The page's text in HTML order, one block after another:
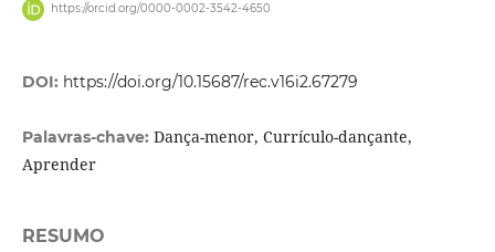
https://orcid.org/0000-0002-3542-4650
DOI: https://doi.org/10.15687/rec.v16i2.67279
Palavras-chave: Dança-menor, Currículo-dançante,
Aprender
RESUMO